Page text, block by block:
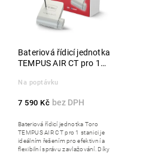
Bateriová řídicí jednotka
TEMPUS AIR CT pro 1
Na poptávku
7 590 Kč
Bateriová řídicí jednotka Toro
TEMPUS AIR CT pro 1 stanici je
ideálním řešením pro efektivní a
flexibilní správu zavlažování. Díky